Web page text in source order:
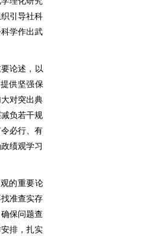
引导社科
学作出武
论述，以
供坚强保
对突出典
负若干规
必行、有
绩观学习
的重要论
准查实存
保问题查
排，扎实